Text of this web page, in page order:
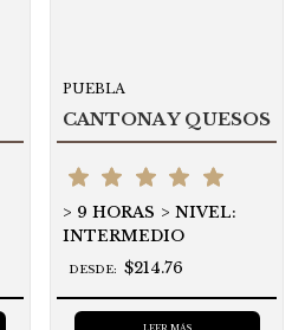
PUEBLA
CANTONA Y QUESOS
9 HORAS
NIVEL:
INTERMEDIO
DESDE: $214.76
LEER MÁS